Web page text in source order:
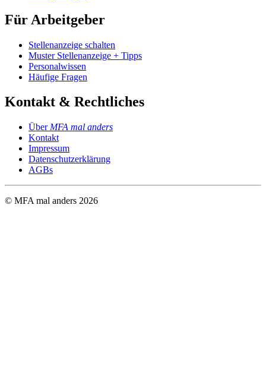
Für Arbeitgeber
Stellenanzeige schalten
Muster Stellenanzeige + Tipps
Personalwissen
Häufige Fragen
Kontakt & Rechtliches
Über MFA mal anders
Kontakt
Impressum
Datenschutzerklärung
AGBs
© MFA mal anders 2026